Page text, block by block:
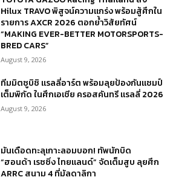
Hilux TRAVO พิสูจน์ความแกร่ง พร้อมสู้ศึกใน
รายการ AXCR 2026 ตอกย้ำวิสัยทัศน์
“MAKING EVER-BETTER MOTORSPORTS-
BRED CARS”
August 9, 2026
ทีมมิตซูบิชิ แรลลี่อาร์ต พร้อมลุยป้องกันแชมป์
เต็มพิกัด ในศึกเอเชีย ครอสคันทรี แรลลี่ 2026
August 9, 2026
มันเดือดทะลุเกาะลอมบอก! ทัพนักบิด
“ฮอนด้า เรซซิ่ง ไทยแลนด์” จัดเต็มสูบ ลุยศึก
ARRC สนาม 4 ที่มัลดาลิกา